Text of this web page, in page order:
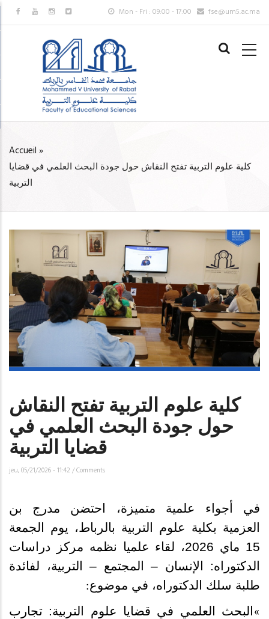
Aller
au
principal
Mon - Fri : 09:00 - 17:00 fse@um5.ac.ma
MAIN
FIL
D'ARIANE
Accueil »
كلية علوم التربية تفتح النقاش حول جودة البحث العلمي في قضايا
التربية
كلية علوم التربية تفتح النقاش
حول جودة البحث العلمي في
قضايا التربية
jeu, 05/21/2026 - 11:42 /Comments
في أجواء علمية متميزة، احتضن مدرج بن
العزمية بكلية علوم التربية بالرباط، يوم الجمعة
15 ماي 2026، لقاء علميا نظمه مركز دراسات
الدكتوراه: الإنسان – المجتمع – التربية، لفائدة
طلبة سلك الدكتوراه، في موضوع:
« البحث العلمي في قضايا علوم التربية: تجارب